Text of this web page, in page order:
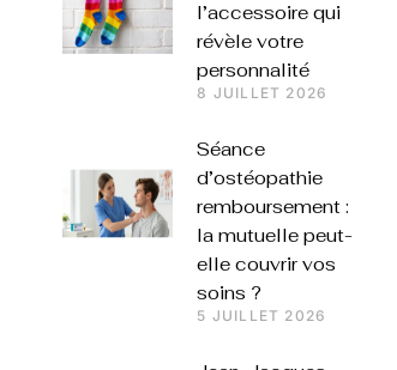
l’accessoire qui
révèle votre
personnalité
8 JUILLET 2026
Séance
d’ostéopathie
remboursement :
la mutuelle peut-
elle couvrir vos
soins ?
5 JUILLET 2026